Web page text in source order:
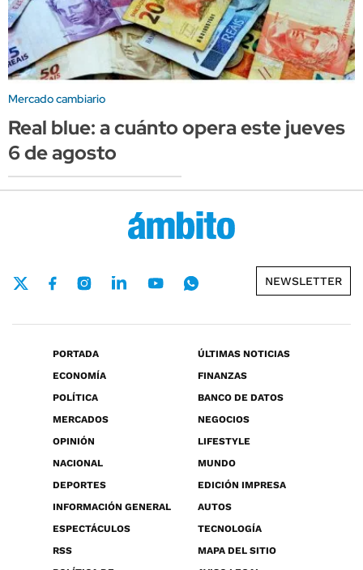
Mercado cambiario
Real blue: a cuánto opera este jueves
6 de agosto
NEWSLETTER
PORTADA
ÚLTIMAS NOTICIAS
ECONOMÍA
FINANZAS
POLÍTICA
BANCO DE DATOS
MERCADOS
NEGOCIOS
OPINIÓN
LIFESTYLE
NACIONAL
MUNDO
DEPORTES
EDICIÓN IMPRESA
INFORMACIÓN GENERAL
AUTOS
ESPECTÁCULOS
TECNOLOGÍA
RSS
MAPA DEL SITIO